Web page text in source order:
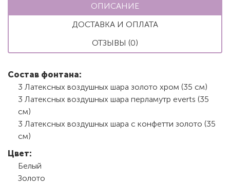
ОПИСАНИЕ
ДОСТАВКА И ОПЛАТА
ОТЗЫВЫ (0)
Состав фонтана:
3 Латексных воздушных шара золото хром (35 см)
3 Латексных воздушных шара перламутр everts (35
см)
3 Латексных воздушных шара с конфетти золото (35
см)
Цвет:
Белый
Золото